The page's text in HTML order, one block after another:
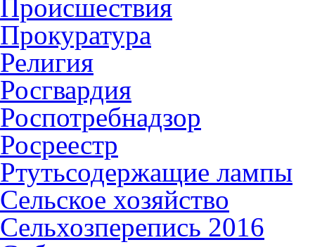
Происшествия
Прокуратура
Религия
Росгвардия
Роспотребнадзор
Росреестр
Ртутьсодержащие лампы
Сельское хозяйство
Сельхозперепись 2016